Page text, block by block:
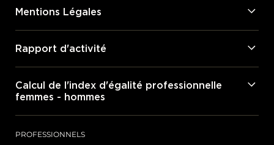
PROFESSIONNELS
Mentions Légales
Rapport d'activité
Calcul de l'index d'égalité professionnelle
femmes - hommes